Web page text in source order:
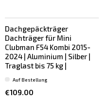
Dachgepäckträger
Dachträger für Mini
Clubman F54 Kombi 2015-
2024 | Aluminium | Silber |
Traglast bis 75 kg |
€109.00
Auf Bestellung